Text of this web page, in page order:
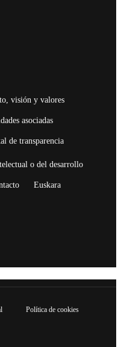
visión y valores
asociadas
de transparencia
o del desarrollo
Euskara
Política de cookies